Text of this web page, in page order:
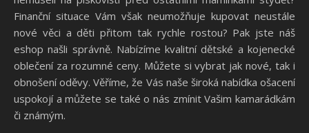
Finanční situace Vám však neumožňuje kupovat neustále
nové věci a děti přitom tak rychle rostou? Pak jste náš
eshop našli správně. Nabízíme kvalitní dětské a kojenecké
oblečeníza rozumné ceny. Můžete si vybrat jak nové, tak i
obnošení oděvy. Věříme, že Vás naše široká nabídka ošacení
uspokojí a můžete se také o nás zmínit Vašim kamarádkám
či známým.